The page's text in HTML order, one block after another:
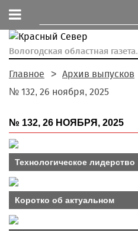
Вологодская областная газета.
Главное
Архив выпусков
№ 132, 26 ноября, 2025
№ 132, 26 НОЯБРЯ, 2025
Технологическое лидерство
Коротко об актуальном